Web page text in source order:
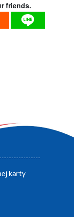
friends.
karty